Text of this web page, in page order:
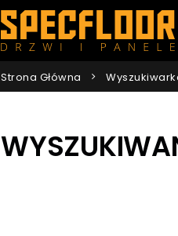
Strona Główna